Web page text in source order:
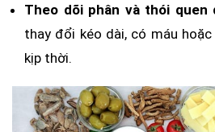
Theo dõi phân và thói quen
thay đổi kéo dài, có máu
kịp thời.